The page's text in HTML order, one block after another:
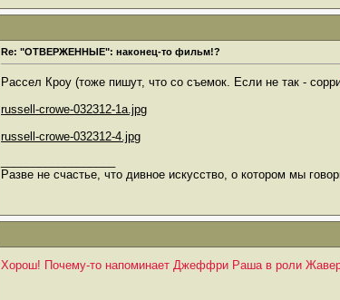
Re: "ОТВЕРЖЕННЫЕ": наконец-то фильм!?
Рассел Кроу (тоже пишут, что со съемок. Если не так -
russell-crowe-032312-1a.jpg
russell-crowe-032312-4.jpg
Разве не счастье, что дивное искусство, о котором мы
Хорош! Почему-то напоминает Джеффри Раша в роли